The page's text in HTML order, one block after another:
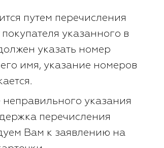
путем перечисления
указанного в
указать номер
имя, указание номеров
указания
перечисления
Вам к заявлению на